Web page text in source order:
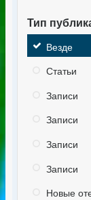
Тип
Везде
Статьи
Записи
Записи
Записи
Записи
Новые